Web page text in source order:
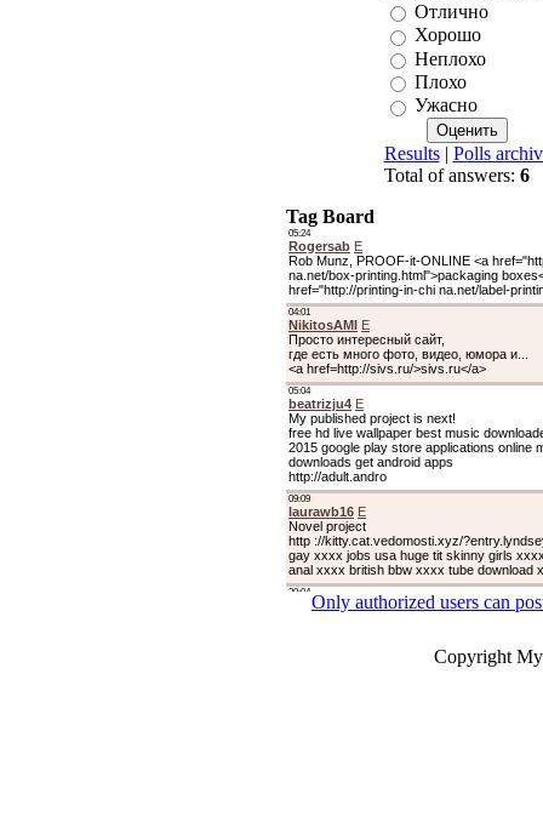
Отлично
Хорошо
Неплохо
Плохо
Ужасно
Results| Polls
Total of answers: 6
Tag Board
Only authorized users can
Copyright